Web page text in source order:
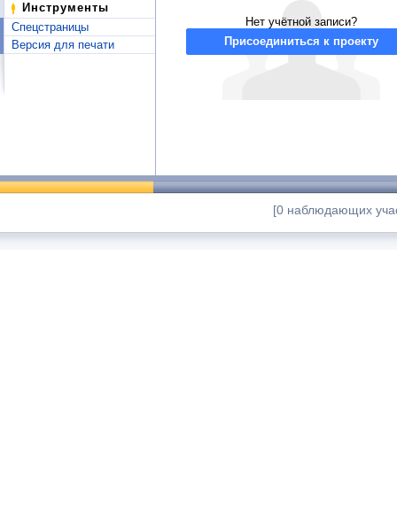
Инструменты
Спецстраницы
Версия для печати
Нет учётной записи?
Присоединиться к проекту
[0 наблюдающих